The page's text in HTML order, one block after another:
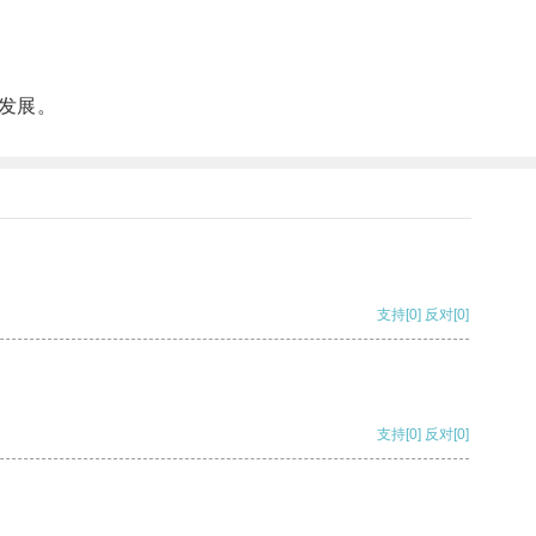
展。
支持[0] 反对[0]
支持[0] 反对[0]